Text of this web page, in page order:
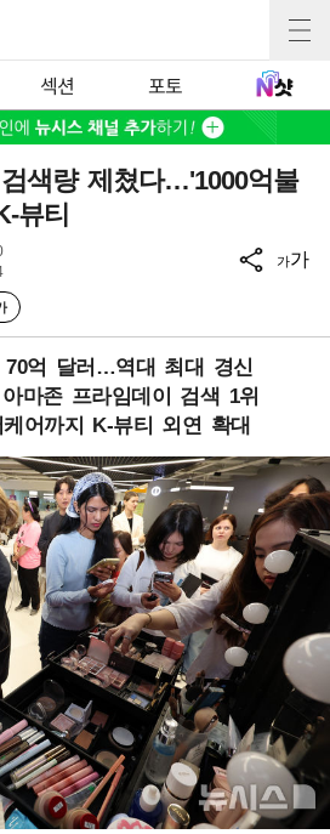
섹션 포토
색량 제쳤다…'1000억불
뷰티
가가
억 달러…역대 최대 경신
마존 프라임데이 검색 1위
어까지 K-뷰티 외연 확대